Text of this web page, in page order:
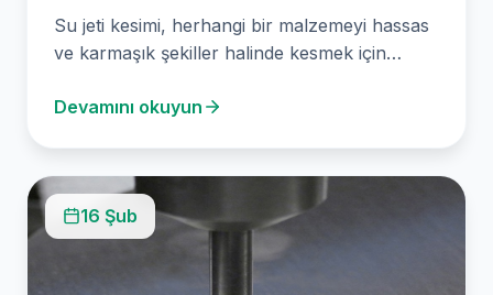
Su jeti kesimi, herhangi bir malzemeyi hassas
ve karmaşık şekiller halinde kesmek için
Devamını okuyun
16 Şub